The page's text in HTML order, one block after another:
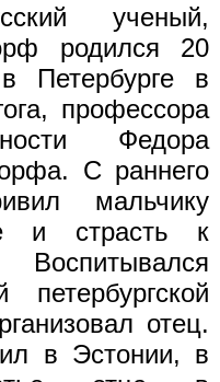
ученый,
родился 20
Петербурге в
профессора
Федора
С раннего
мальчику
и страсть к
отец.
в Эстонии, в